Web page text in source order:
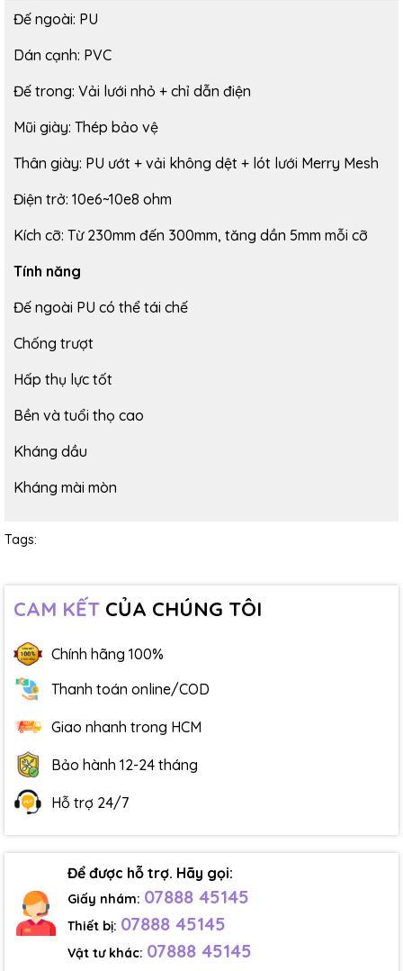
Đế ngoài: PU
Dán cạnh: PVC
Đế trong: Vải lưới nhỏ + chỉ dẫn điện
Mũi giày: Thép bảo vệ
Thân giày: PU ướt + vải không dệt + lót lưới Merry Mesh
Điện trở: 10e6~10e8 ohm
Kích cỡ: Từ 230mm đến 300mm, tăng dần 5mm mỗi cỡ
Tính năng
Đế ngoài PU có thể tái chế
Chống trượt
Hấp thụ lực tốt
Bền và tuổi thọ cao
Kháng dầu
Kháng mài mòn
Tags:
CAM KẾT CỦA CHÚNG TÔI
Chính hãng 100%
Thanh toán online/COD
Giao nhanh trong HCM
Bảo hành 12-24 tháng
Hỗ trợ 24/7
Để được hỗ trợ. Hãy gọi:
Giấy nhám: 07888 45145
Thiết bị: 07888 45145
Vật tư khác: 07888 45145